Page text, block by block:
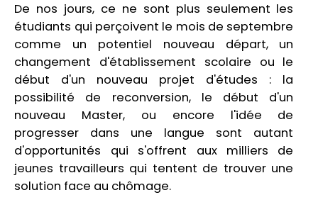
De nos jours, ce ne sont plus seulement les
étudiants qui perçoivent le mois de septembre
comme un potentiel nouveau départ, un
changement d'établissement scolaire ou le
début d'un nouveau projet d'études : la
possibilité de reconversion, le début d'un
nouveau Master, ou encore l'idée de
progresser dans une langue sont autant
d'opportunités qui s'offrent aux milliers de
jeunes travailleurs qui tentent de trouver une
solution face au chômage.